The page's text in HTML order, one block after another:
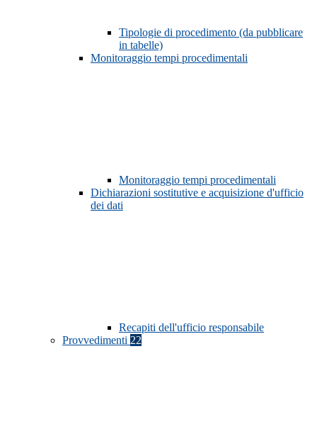
Tipologie di procedimento (da pubblicare
in tabelle)
Monitoraggio tempi procedimentali
Monitoraggio tempi procedimentali
Dichiarazioni sostitutive e acquisizione d'ufficio
dei dati
Recapiti dell'ufficio responsabile
Provvedimenti 22